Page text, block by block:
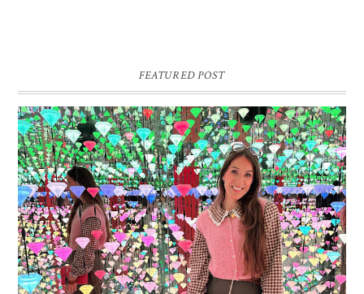
FEATURED POST
16 JAAR SPRINKLES ON A CUPCAKE
Vandaag is het weer zo’n moment waarop ik even bewust op de